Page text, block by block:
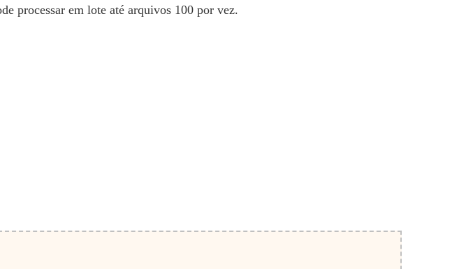
processar em lote até arquivos 100 por vez.